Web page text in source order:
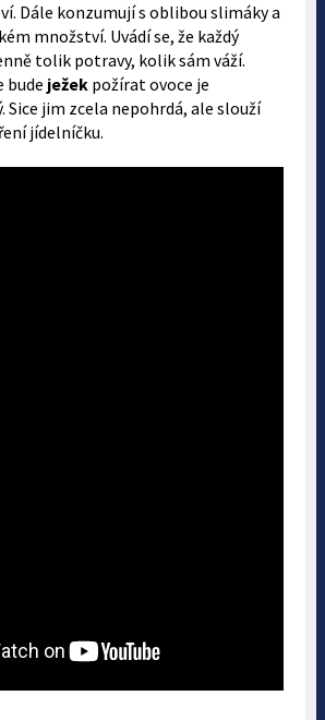
Dále konzumují s oblibou slimáky a
množství. Uvádí se, že každý
tolik potravy, kolik sám váží.
bude ježekpožírat ovoce je
Sice jim zcela nepohrdá, ale slouží
jídelníčku.